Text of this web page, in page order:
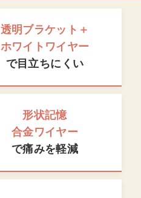
透明ブラケット＋
ホワイトワイヤー
で目立ちにくい
形状記憶
合金ワイヤー
で痛みを軽減